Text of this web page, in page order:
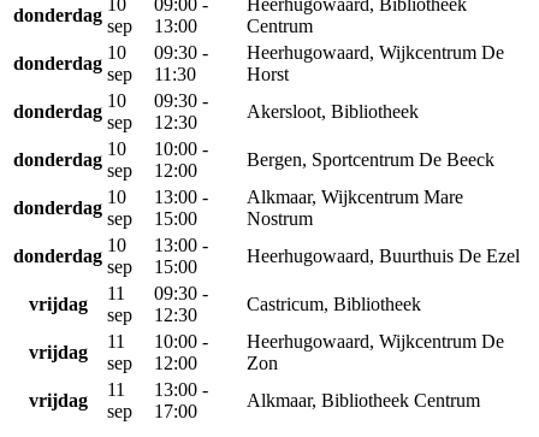
donderdag
sep
13:00
Centrum
donderdag
10
sep
09:30 -
11:30
Heerhugowaard, Wijkcentrum De
Horst
donderdag
10
sep
09:30 -
12:30
Akersloot, Bibliotheek
donderdag
10
sep
10:00 -
12:00
Bergen, Sportcentrum De Beeck
donderdag
10
sep
13:00 -
15:00
Alkmaar, Wijkcentrum Mare
Nostrum
donderdag
10
sep
13:00 -
15:00
Heerhugowaard, Buurthuis De Ezel
vrijdag
11
sep
09:30 -
12:30
Castricum, Bibliotheek
vrijdag
11
sep
10:00 -
12:00
Heerhugowaard, Wijkcentrum De
Zon
vrijdag
11
sep
13:00 -
17:00
Alkmaar, Bibliotheek Centrum